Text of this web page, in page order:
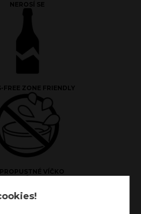
NEROSÍ SE
FREE ZONE FRIENDLY
VÍČKO